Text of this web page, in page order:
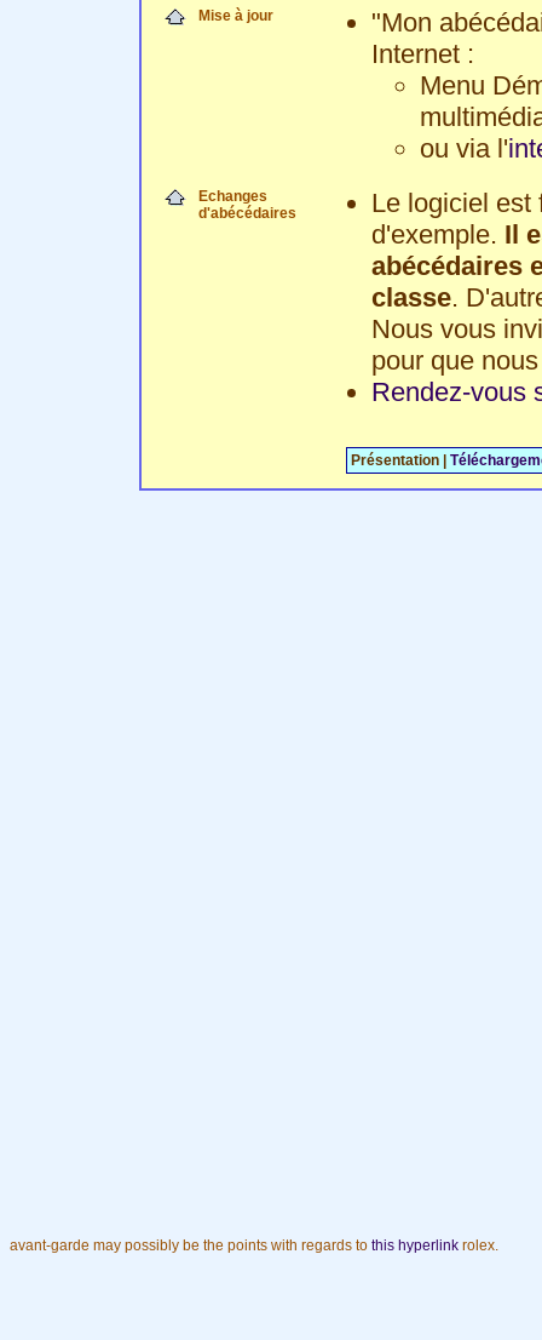
Mise à jour
"Mon
Internet :
Menu
ou via l'
Echanges
d'abécédaires
Le logiciel est
d'exemple. Il
abécédaires
classe.
Nous vous
pour que
Rendez-vous
Présentation |
avant-garde may possibly be the points with regards to this hyperlink rolex.